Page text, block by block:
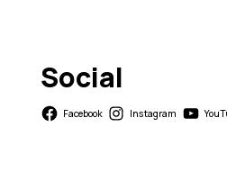
Social
Facebook Instagram